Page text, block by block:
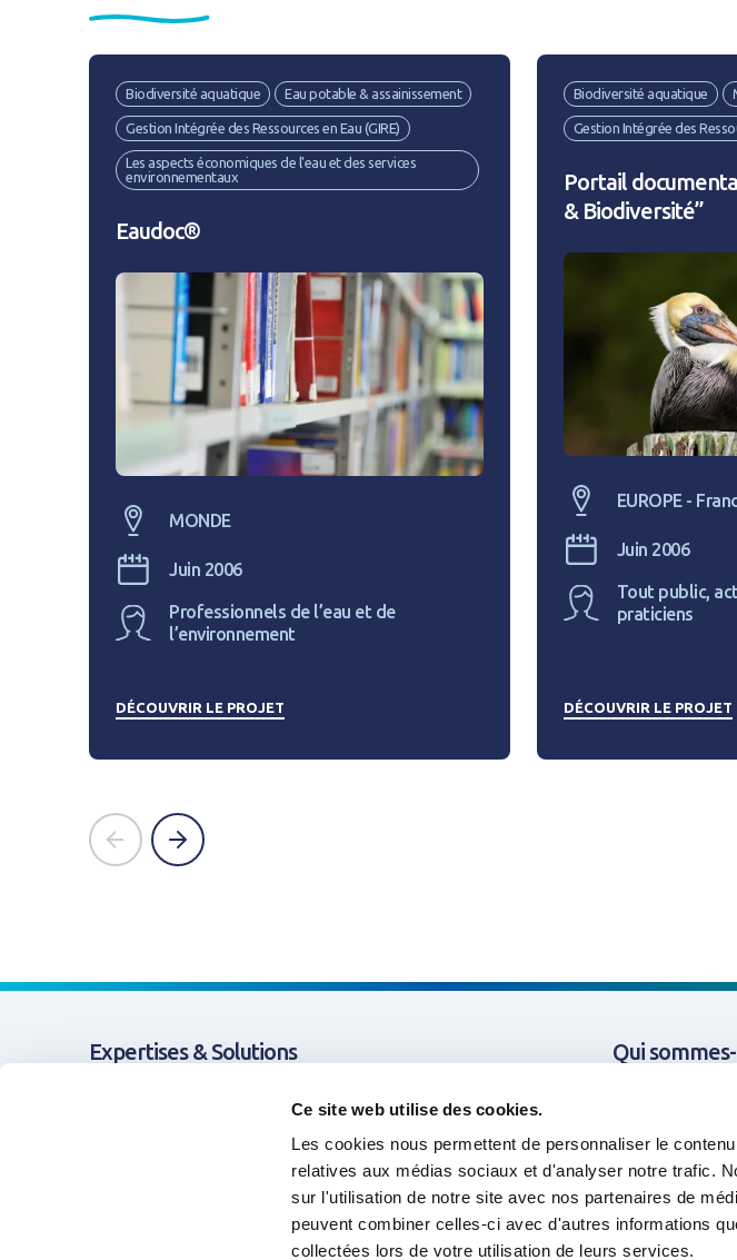
Ce site web utilise des cookies.
Les cookies nous permettent de personnaliser le
relatives aux médias sociaux et d'analyser notre trafic.
sur l'utilisation de notre site avec nos partenaires de
peuvent combiner celles-ci avec d'autres informations
collectées lors de votre utilisation de leurs services.
Biodiversité aquatique Eau potable & assainissement
Gestion Intégrée des Ressources en Eau (GIRE)
Les aspects économiques de l'eau et des services
environnementaux
Eaudoc®
MONDE
Juin 2006
Professionnels de l’eau et de
l’environnement
DÉCOUVRIR LE PROJET
Biodiversité aquatique
Gestion Intégrée des
Portail
& Biodiversité”
EUROPE -
Juin 2006
Tout public,
praticiens
DÉCOUVRIR LE PROJET
prev next
Expertises & Solutions
Données & Systèmes d'Information
Formation & Compétences
Animation de réseaux d'acteurs
Qui
Nos projets
Outils &